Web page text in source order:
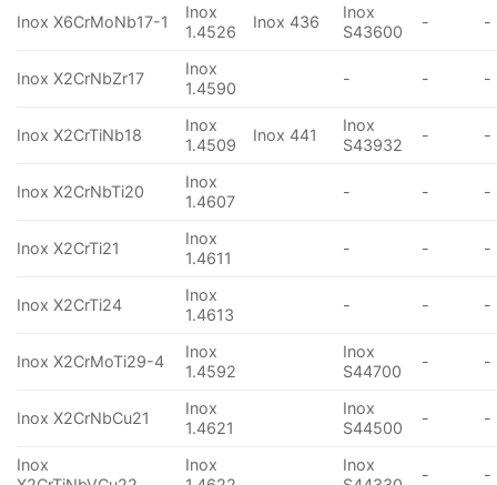
Inox X6CrMoNb17-1
Inox
1.4526
Inox 436
Inox
S43600
- -
Inox X2CrNbZr17
Inox
1.4590
- - -
Inox X2CrTiNb18
Inox
1.4509
Inox 441
Inox
S43932
- -
Inox X2CrNbTi20
Inox
1.4607
- - -
Inox X2CrTi21
Inox
1.4611
- - -
Inox X2CrTi24
Inox
1.4613
- - -
Inox X2CrMoTi29-4
Inox
1.4592
Inox
S44700
- -
Inox X2CrNbCu21
Inox
1.4621
Inox
S44500
- -
Inox
Inox
Inox
- -